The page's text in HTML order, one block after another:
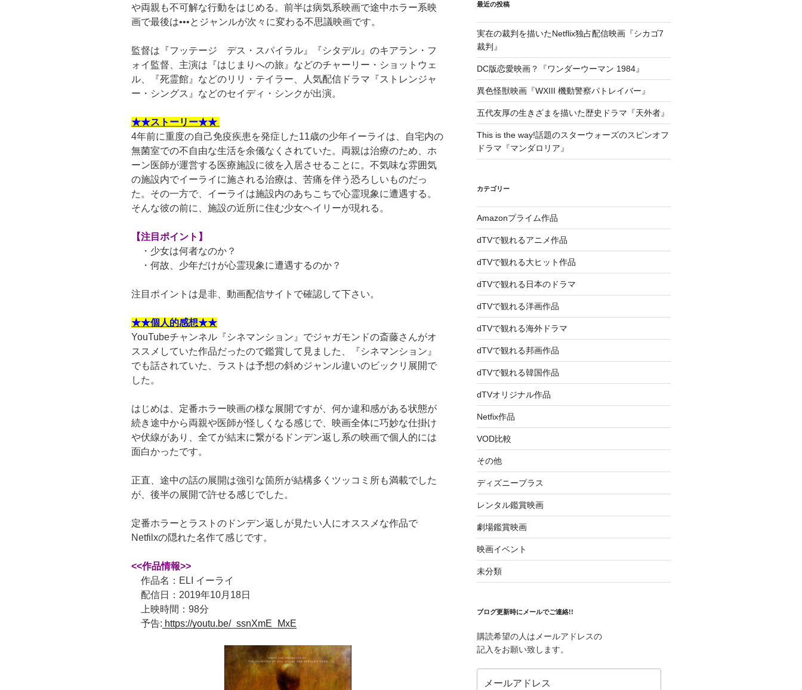
や両親も不可解な行動をはじめる。前半は病気系映画で途中ホラー系映
画で最後は•••とジャンルが次々に変わる不思議映画です。
監督は『フッテージ デス・スパイラル』『シタデル』のキアラン・フ
ォイ監督、主演は『はじまりへの旅』などのチャーリー・ショットウェ
ル、『死霊館』などのリリ・テイラー、人気配信ドラマ『ストレンジャ
ー・シングス』などのセイディ・シンクが出演。
★★ストーリー★★
4年前に重度の自己免疫疾患を発症した11歳の少年イーライは、自宅内の
無菌室での不自由な生活を余儀なくされていた。両親は治療のため、ホ
ーン医師が運営する医療施設に彼を入居させることに。不気味な雰囲気
の施設内でイーライに施される治療は、苦痛を伴う恐ろしいものだっ
た。その一方で、イーライは施設内のあちこちで心霊現象に遭遇する。
そんな彼の前に、施設の近所に住む少女ヘイリーが現れる。
【注目ポイント】
・少女は何者なのか？
・何故、少年だけが心霊現象に遭遇するのか ？
注目ポイントは是非、動画配信サイトで確認して下さい。
★★個人的感想★★
YouTubeチャンネル『シネマンション』でジャガモンドの斎藤さんがオ
ススメしていた作品だったので鑑賞して見ました、『シネマンション』
でも話されていた、ラストは予想の斜めジャンル違いのビックリ展開で
した。
はじめは、定番ホラー映画の様な展開ですが、何か違和感がある状態が
続き途中から両親や医師が怪しくなる感じで、映画全体に巧妙な仕掛け
や伏線があり、全てが結末に繋がるドンデン返し系の映画で個人的には
面白かったです。
正直、途中の話の展開は強引な箇所が結構多くツッコミ所も満載でした
が、後半の展開で許せる感じでした。
定番ホラーとラストのドンデン返しが見たい人にオススメな作品で
Netfilxの隠れた名作て感じです。
<<作品情報>>
作品名：ELI イーライ
配信日：2019年10月18日
上映時間：98分
予告: https://youtu.be/_ssnXmE_MxE
最近の投稿
実在の裁判を描いたNetflix独占配信映画『シカゴ7
裁判』
DC版恋愛映画？『ワンダーウーマン 1984』
異色怪獣映画『WXIII 機動警察パトレイバー』
五代友厚の生きざまを描いた歴史ドラマ『天外者』
This is the way!話題のスターウォーズのスピンオフ
ドラマ『マンダロリア』
カテゴリー
Amazonプライム作品
dTVで観れるアニメ作品
dTVで観れる大ヒット作品
dTVで観れる日本のドラマ
dTVで観れる洋画作品
dTVで観れる海外ドラマ
dTVで観れる邦画作品
dTVで観れる韓国作品
dTVオリジナル作品
Netfix作品
VOD比較
その他
ディズニープラス
レンタル鑑賞映画
劇場鑑賞映画
映画イベント
未分類
ブログ更新時にメールでご連絡!!
購読希望の人はメールアドレスの
記入をお願い致します。